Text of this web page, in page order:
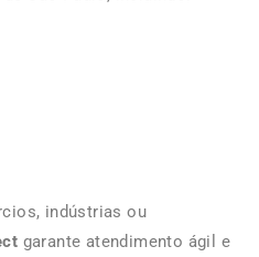
indústrias ou
garante atendimento ágil e